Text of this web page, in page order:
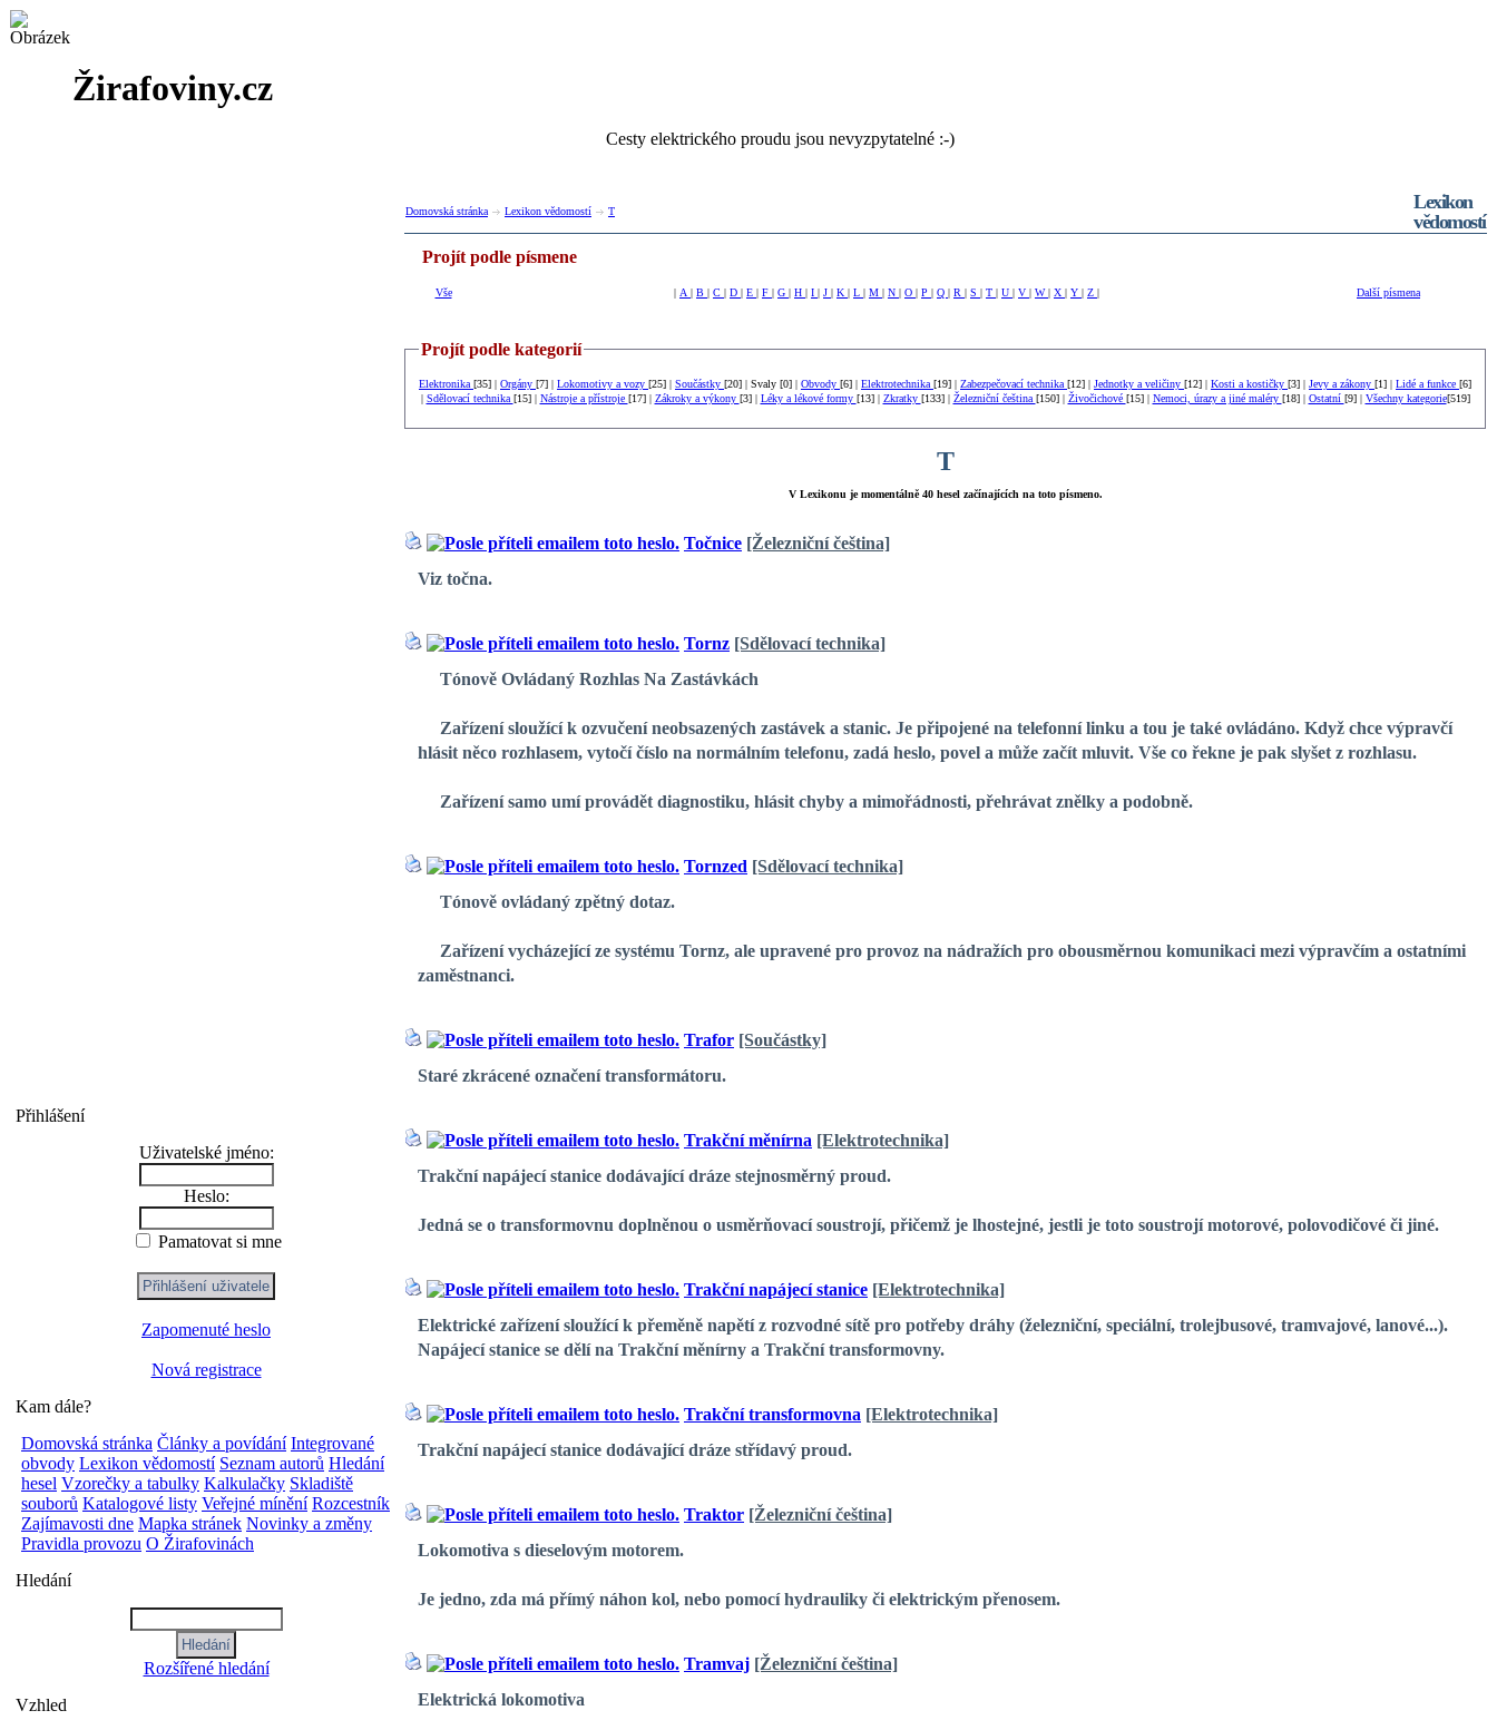
Žirafoviny.cz
Cesty elektrického proudu jsou nevyzpytatelné :-)
Přihlášení
Uživatelské jméno:
Heslo:
Pamatovat si mne
Zapomenuté heslo
Nová registrace
Kam dále?
Domovská stránka Články a povídání Integrované
obvody Lexikon vědomostí Seznam autorů Hledání
hesel Vzorečky a tabulky Kalkulačky Skladiště
souborů Katalogové listy Veřejné mínění Rozcestník
Zajímavosti dne Mapka stránek Novinky a změny
Pravidla provozu O Žirafovinách
Hledání
Rozšířené hledání
Vzhled
Domovská stránka Lexikon vědomostí T
Lexikon
vědomostí
Projít podle písmene
Vše | A | B | C | D | E | F | G | H | I | J | K | L | M | N | O | P | Q | R | S | T | U | V | W| X | Y | Z | Další písmena
Projít podle kategorií
Elektronika [35] | Orgány [7] | Lokomotivy a vozy [25] | Součástky [20] | Svaly [0] | Obvody [6] | Elektrotechnika [19] | Zabezpečovací technika [12] | Jednotky a veličiny [12] | Kosti a kostičky [3] | Jevy a zákony [1] | Lidé a funkce [6]
| Sdělovací technika [15] | Nástroje a přístroje [17] | Zákroky a výkony [3] | Léky a lékové formy [13] | Zkratky [133] | Železniční čeština [150] | Živočichové [15] | Nemoci, úrazy a jiné maléry [18] | Ostatní [9] | Všechny kategorie[519]
T
V Lexikonu je momentálně 40 hesel začínajících na toto písmeno.
Točnice [Železniční čeština]
Viz točna.
Tornz [Sdělovací technika]
Tónově Ovládaný Rozhlas Na Zastávkách
Zařízení sloužící k ozvučení neobsazených zastávek a stanic. Je připojené na telefonní linku a tou je také ovládáno. Když chce výpravčí
hlásit něco rozhlasem, vytočí číslo na normálním telefonu, zadá heslo, povel a může začít mluvit. Vše co řekne je pak slyšet z rozhlasu.
Zařízení samo umí provádět diagnostiku, hlásit chyby a mimořádnosti, přehrávat znělky a podobně.
Tornzed [Sdělovací technika]
Tónově ovládaný zpětný dotaz.
Zařízení vycházející ze systému Tornz, ale upravené pro provoz na nádražích pro obousměrnou komunikaci mezi výpravčím a ostatními
zaměstnanci.
Trafor [Součástky]
Staré zkrácené označení transformátoru.
Trakční měnírna [Elektrotechnika]
Trakční napájecí stanice dodávající dráze stejnosměrný proud.
Jedná se o transformovnu doplněnou o usměrňovací soustrojí, přičemž je lhostejné, jestli je toto soustrojí motorové, polovodičové či jiné.
Trakční napájecí stanice [Elektrotechnika]
Elektrické zařízení sloužící k přeměně napětí z rozvodné sítě pro potřeby dráhy (železniční, speciální, trolejbusové, tramvajové, lanové...).
Napájecí stanice se dělí na Trakční měnírny a Trakční transformovny.
Trakční transformovna [Elektrotechnika]
Trakční napájecí stanice dodávající dráze střídavý proud.
Traktor [Železniční čeština]
Lokomotiva s dieselovým motorem.
Je jedno, zda má přímý náhon kol, nebo pomocí hydrauliky či elektrickým přenosem.
Tramvaj [Železniční čeština]
Elektrická lokomotiva